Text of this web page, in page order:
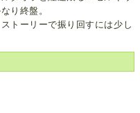
り終盤。
トーリーで振り回すには少し